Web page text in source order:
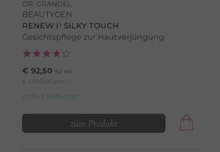
DR. GRANDEL
BEAUTYGEN
RENEW I¹ SILKY TOUCH
Gesichtspflege zur Hautverjüngung
€ 92,50 50 ml
€ 1.850,00 pro 1 l
sofort lieferbar
zum Produkt